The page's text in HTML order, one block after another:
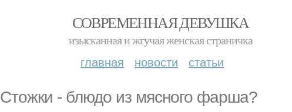
СОВРЕМЕННАЯ ДЕВУШКА
изысканная и жгучая женская страничка
главная новости статьи
Стожки - блюдо из мясного фарша?